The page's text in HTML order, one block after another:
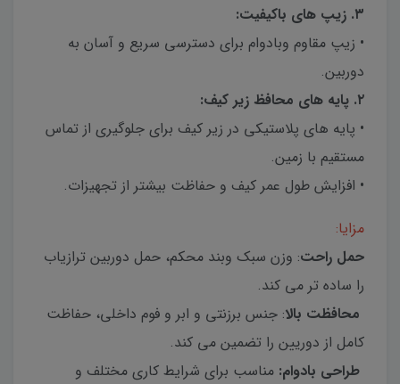
٣. زيپ هاى باكيفيت:
• زيپ مقاوم وبادوام براى دسترسى سريع و آسان به
دوربين.
٢. پايه هاى محافظ زير كيف:
• پايه هاى پلاستيكى در زير كيف براى جلوگيرى از تماس
مستقيم با زمين.
• افزايش طول عمر كيف و حفاظت بيشتر از تجهيزات.
مزايا:
حمل راحت: وزن سبك وبند محكم، حمل دوربين ترازياب
را ساده تر مى كند.
محافظت بالا: جنس برزنتى و ابر و فوم داخلى، حفاظت
كامل از دوريين را تضمين مى كند.
طراحى بادوام: مناسب براى شرايط كارى مختلف و